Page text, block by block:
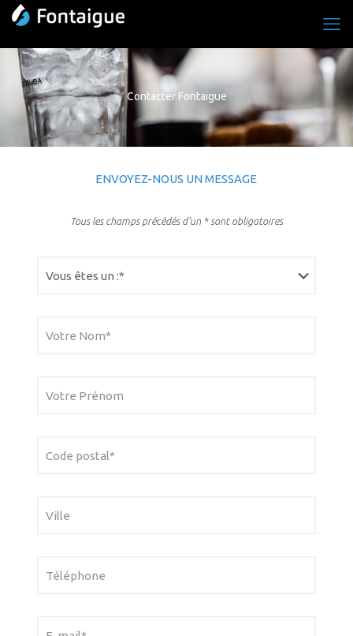
Contacter Fontaigue
ENVOYEZ-NOUS UN MESSAGE
Tous les champs précédés d’un * sont obligatoires